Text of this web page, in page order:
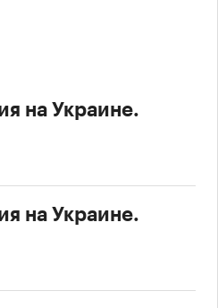
на Украине.
на Украине.